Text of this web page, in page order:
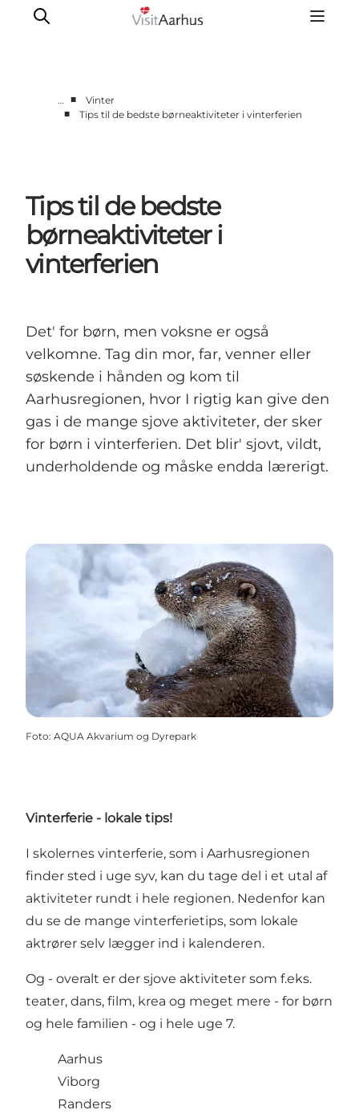
Planlæg ferien
Transport
… ■
Vinter
■
Tips til de bedste børneaktiviteter i vinterferien
Tips til de bedste
børneaktiviteter i
vinterferien
Det' for børn, men voksne er også
velkomne. Tag din mor, far, venner eller
søskende i hånden og kom til
Aarhusregionen, hvor I rigtig kan give den
gas i de mange sjove aktiviteter, der sker
for børn i vinterferien. Det blir' sjovt, vildt,
underholdende og måske endda lærerigt.
Foto: AQUA Akvarium og Dyrepark
Vinterferie - lokale tips!
I skolernes vinterferie, som i Aarhusregionen
finder sted i uge syv, kan du tage del i et utal af
aktiviteter rundt i hele regionen. Nedenfor kan
du se de mange vinterferietips, som lokale
aktrører selv lægger ind i kalenderen.
Og - overalt er der sjove aktiviteter som f.eks.
teater, dans, film, krea og meget mere - for børn
og hele familien - og i hele uge 7.
Aarhus
Viborg
Randers